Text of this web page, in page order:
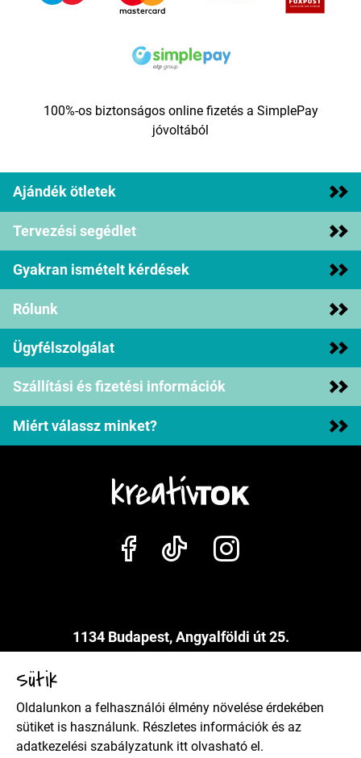
100%-os biztonságos online fizetés a SimplePay
jóvoltából
Ajándék ötletek
Tervezési segédlet
Gyakran ismételt kérdések
Rólunk
Ügyfélszolgálat
Szállítási és fizetési információk
Miért válassz minket?
1134 Budapest, Angyalföldi út 25.
Adatkezelési szabályzat
Sütik
Oldalunkon a felhasználói élmény növelése érdekében
sütiket is használunk. Részletes információk és az
adatkezelési szabályzatunk itt olvasható el.